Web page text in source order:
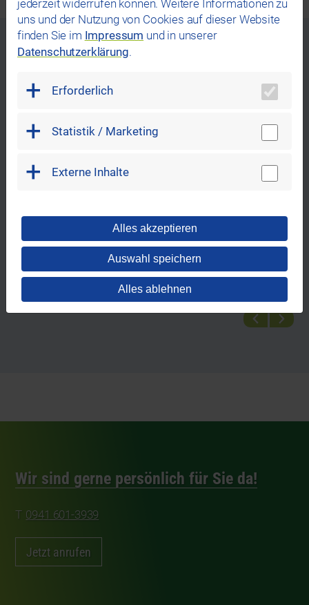
Weitere Themen,
REWAG Bonuswelt
Wir sind gerne persönlich für Sie da!
0941 601-3939
Jetzt anrufen
jederzeit widerrufen können. Weitere Informationen zu
uns und der Nutzung von Cookies auf dieser Website
finden Sie im Impressum und in unserer
Datenschutzerklärung.
Erforderlich
Statistik / Marketing
Externe Inhalte
Alles akzeptieren
Auswahl speichern
Alles ablehnen